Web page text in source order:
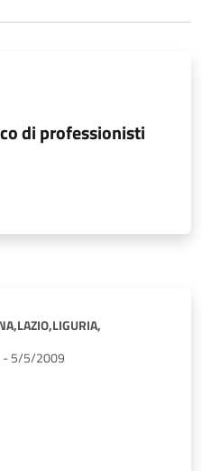
di professionisti
LAZIO,LIGURIA,
- 5/5/2009